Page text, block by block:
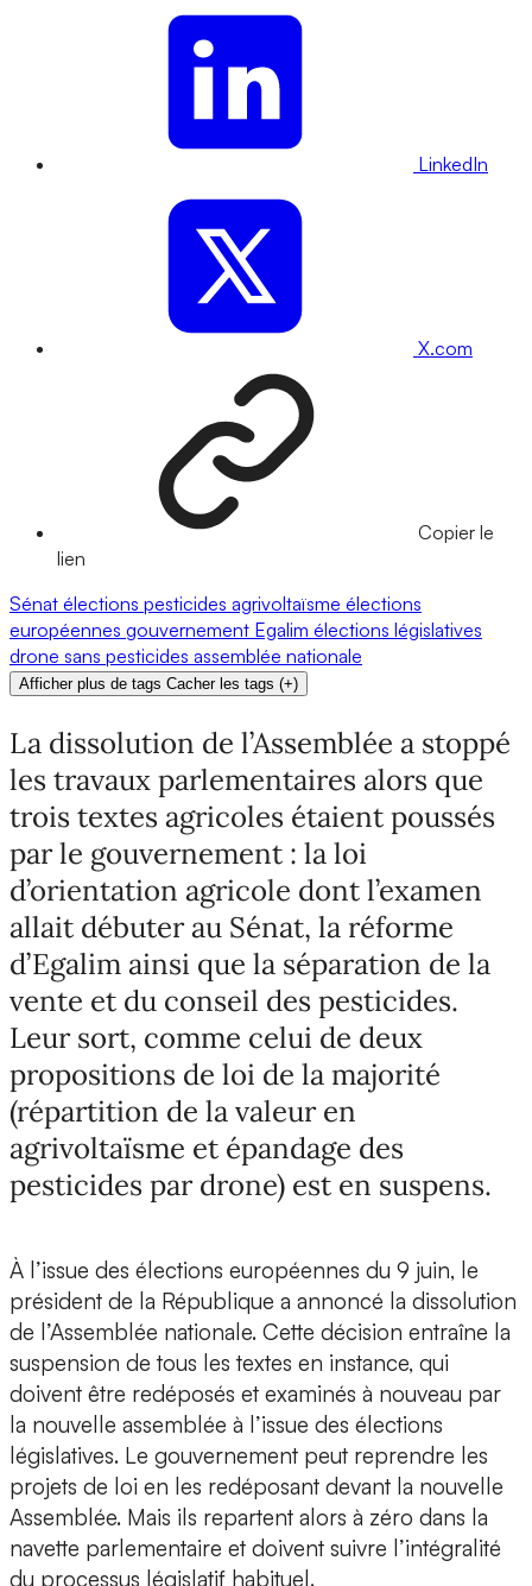
LinkedIn
X.com
Copier le
lien
Sénat élections pesticides agrivoltaïsme élections
européennes gouvernement Egalim élections législatives
drone sans pesticides assemblée nationale
Afficher plus de tags Cacher les tags (+)
La dissolution de l’Assemblée a stoppé
les travaux parlementaires alors que
trois textes agricoles étaient poussés
par le gouvernement : la loi
d’orientation agricole dont l’examen
allait débuter au Sénat, la réforme
d’Egalim ainsi que la séparation de la
vente et du conseil des pesticides.
Leur sort, comme celui de deux
propositions de loi de la majorité
(répartition de la valeur en
agrivoltaïsme et épandage des
pesticides par drone) est en suspens.
À l’issue des élections européennes du 9 juin, le
président de la République a annoncé la dissolution
de l’Assemblée nationale. Cette décision entraîne la
suspension de tous les textes en instance, qui
doivent être redéposés et examinés à nouveau par
la nouvelle assemblée à l’issue des élections
législatives. Le gouvernement peut reprendre les
projets de loi en les redéposant devant la nouvelle
Assemblée. Mais ils repartent alors à zéro dans la
navette parlementaire et doivent suivre l’intégralité
du processus législatif habituel.